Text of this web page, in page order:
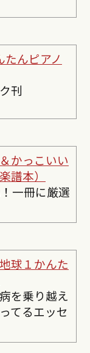
たんピアノ
刊
かっこいい
譜本）
一冊に厳選
球１かんた
を乗り越え
てるエッセ